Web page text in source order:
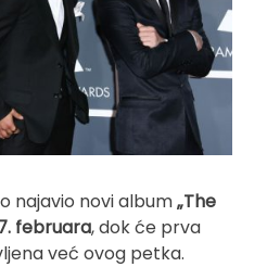
najavio novi album„The
februara, dok će prva
već ovog petka.